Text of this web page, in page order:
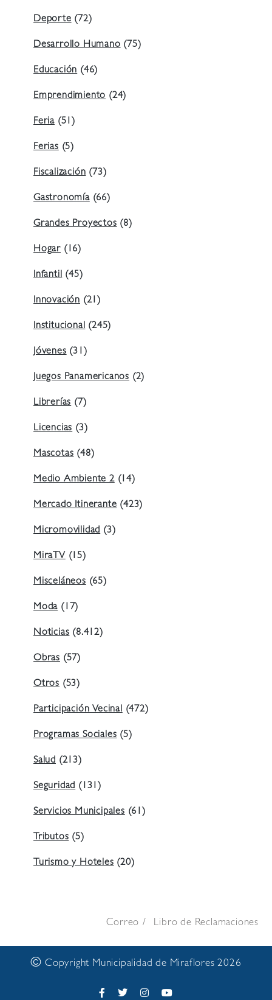
Deporte (72)
Desarrollo Humano (75)
Educación (46)
Emprendimiento (24)
Feria (51)
Ferias (5)
Fiscalización (73)
Gastronomía(66)
Grandes Proyectos (8)
Hogar (16)
Infantil (45)
Innovación (21)
Institucional (245)
Jóvenes (31)
Juegos Panamericanos (2)
Librerías (7)
Licencias (3)
Mascotas (48)
Medio Ambiente 2(14)
Mercado Itinerante (423)
Micromovilidad (3)
MiraTV (15)
Misceláneos (65)
Moda (17)
Noticias (8.412)
Obras (57)
Otros (53)
Participación Vecinal (472)
Programas Sociales (5)
Salud (213)
Seguridad (131)
Servicios Municipales (61)
Tributos (5)
Turismo y Hoteles (20)
Correo Libro de Reclamaciones
© Copyright Municipalidad de Miraflores 2026